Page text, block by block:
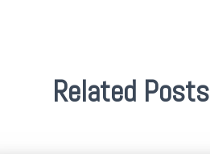
Related Posts